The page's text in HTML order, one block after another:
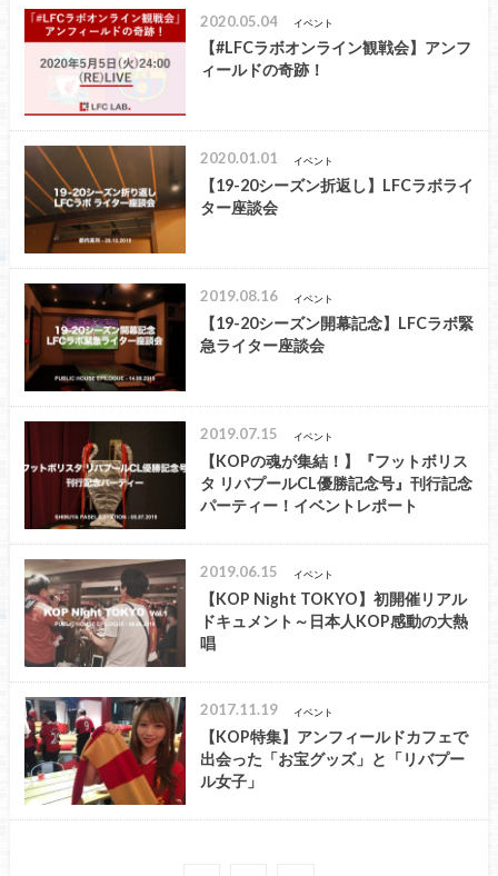
2020.05.04 イベント
【#LFCラボオンライン観戦会】アンフ
ィールドの奇跡！
2020.01.01 イベント
【19-20シーズン折返し】LFCラボライ
ター座談会
2019.08.16 イベント
【19-20シーズン開幕記念】LFCラボ緊
急ライター座談会
2019.07.15 イベント
【KOPの魂が集結！】『フットボリス
タ リバプールCL優勝記念号』刊行記念
パーティー！イベントレポート
2019.06.15 イベント
【KOP Night TOKYO】初開催リアル
ドキュメント～日本人KOP感動の大熱
唱
2017.11.19 イベント
【KOP特集】アンフィールドカフェで
出会った「お宝グッズ」と「リバプー
ル女子」